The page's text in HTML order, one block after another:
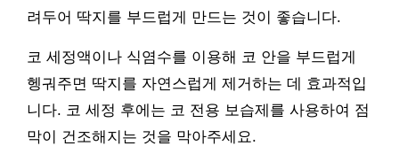
려두어 딱지를 부드럽게 만드는 것이 좋습니다.
코 세정액이나 식염수를 이용해 코 안을 부드럽게
헹궈주면 딱지를 자연스럽게 제거하는 데 효과적입
니다. 코 세정 후에는 코 전용 보습제를 사용하여 점
막이 건조해지는 것을 막아주세요.